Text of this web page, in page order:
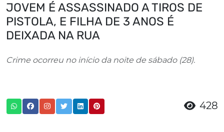
JOVEM É ASSASSINADO A TIROS DE
PISTOLA, E FILHA DE 3 ANOS É
DEIXADA NA RUA
Crime ocorreu no início da noite de sábado (28).
428